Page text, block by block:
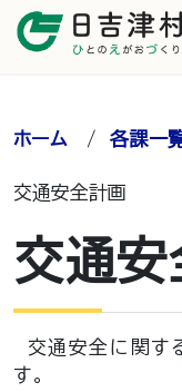
ホーム /各課一
交通安全計画
交通安
交通安全に関す
す。